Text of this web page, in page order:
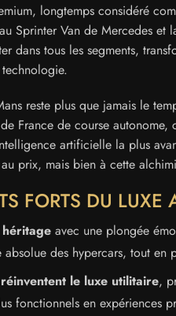
longtemps considéré
Sprinter Van de Mercedes et
dans tous les segments,
reste plus que jamais le
France de course
artificielle la plus
prix, mais bien à cette
FORTS DU LUXE
avec une plongée
absolue des hypercars, tout
le luxe utilitaire,
fonctionnels en expériences